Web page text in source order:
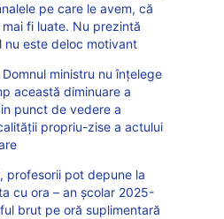
pe care le avem, că
fi luate. Nu prezintă
nu este deloc motivant
ministru nu înțelege
această diminuare a
punct de vedere a
propriu-zise a actului
profesorii pot depune la
cu ora – an școlar 2025-
brut pe oră suplimentară